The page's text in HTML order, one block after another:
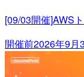
[09/03開催]AWS
開催前2026年9月